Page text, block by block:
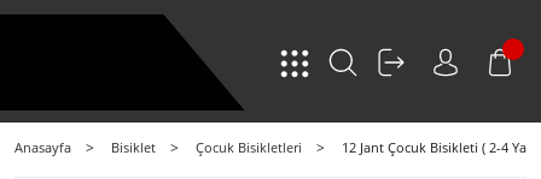
Anasayfa Bisiklet Çocuk Bisikletleri 12 Jant Çocuk Bisikleti ( 2-4 Yaş )